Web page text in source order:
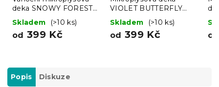
deka SNOWY FOREST
šedá
Skladem (>10 ks)
od 399 Kč
VIOLET BUTTERFLY
tmavě modrá
Skladem (>10 ks)
od 399 Kč od
Popis Diskuze